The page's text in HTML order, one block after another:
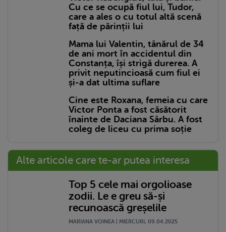
Cu ce se ocupă fiul lui, Tudor,
care a ales o cu totul altă scenă
față de părinții lui
Mama lui Valentin, tânărul de 34
de ani mort în accidentul din
Constanța, își strigă durerea. A
privit neputincioasă cum fiul ei
și-a dat ultima suflare
Cine este Roxana, femeia cu care
Victor Ponta a fost căsătorit
înainte de Daciana Sârbu. A fost
coleg de liceu cu prima soție
Alte articole care te-ar putea interesa
Top 5 cele mai orgolioase
zodii. Le e greu să-și
recunoască greșelile
MARIANA VOINEA | MIERCURI, 09.04.2025